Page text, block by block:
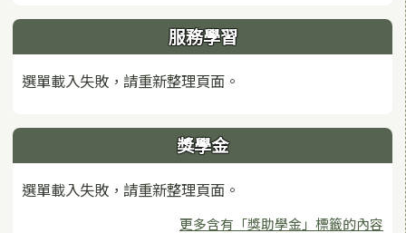
服務學習
選單載入失敗，請重新整理頁面。
獎學金
選單載入失敗，請重新整理頁面。
更多含有「獎助學金」標籤的內容